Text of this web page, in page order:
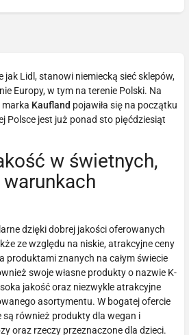
jak Lidl, stanowi niemiecką sieć sklepów,
Europy, w tym na terenie Polski. Na
marka Kaufland pojawiła się na początku
Polsce jest już ponad sto pięćdziesiąt
w świetnych,
dzięki dobrej jakości oferowanych
ze względu na niskie, atrakcyjne ceny
produktami znanych na całym świecie
swoje własne produkty o nazwie K-
jakość oraz niezwykle atrakcyjne
asortymentu. W bogatej ofercie
również produkty dla wegan i
oraz rzeczy przeznaczone dla dzieci.